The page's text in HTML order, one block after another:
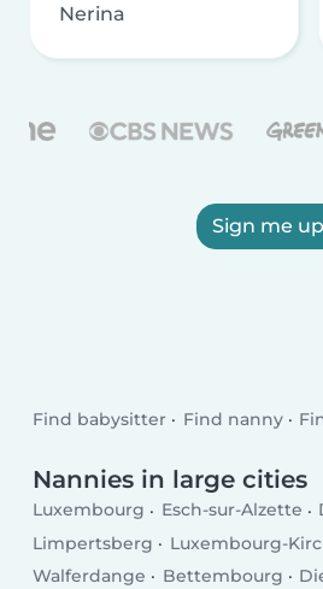
Nerina
Sign me
Find babysitter Find nanny
Nannies in large cities
Luxembourg Esch-sur-Alzette
Limpertsberg
Luxembourg-
Walferdange
Bettembourg